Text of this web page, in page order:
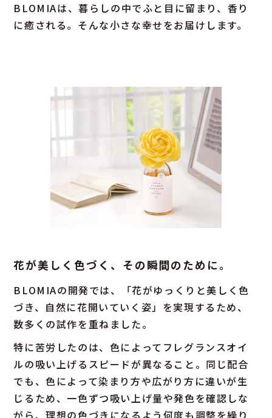
BLOMIAは、暮らしの中でふと目に留まり、香り
に癒される。そんな小さな幸せをお届けします。
花が美しく色づく、その瞬間のために。
BLOMIAの開発では、「花がゆっくりと美しく色
づき、自然に花開いていく姿」を実現するため、
数多くの試作を重ねました。
特に苦労したのは、色によってフレグランスオイ
ルの吸い上げるスピードが異なること。同じ配合
でも、色によって染まり方や広がり方に違いが生
じるため、一色ずつ吸い上げ量や発色を確認しな
がら、理想の色づきになるよう何度も調整を繰り